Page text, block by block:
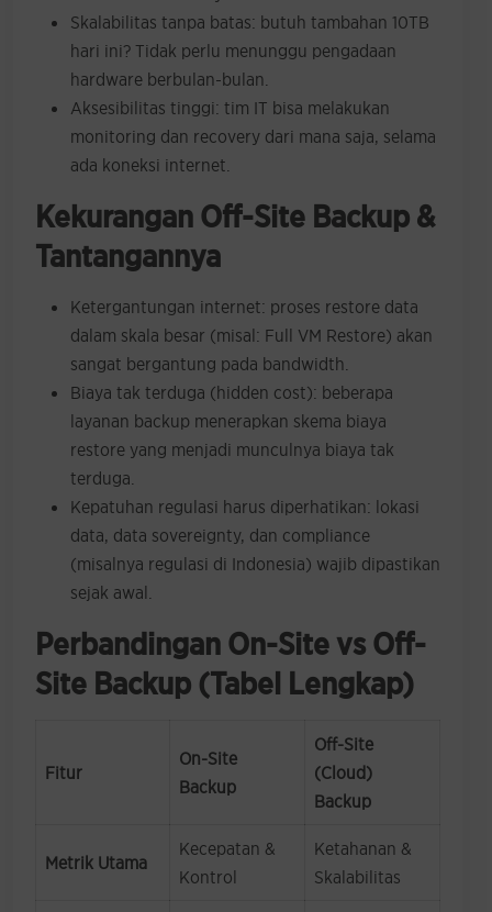
Skalabilitas tanpa batas: butuh tambahan 10TB
hari ini? Tidak perlu menunggu pengadaan
hardware berbulan-bulan.
Aksesibilitas tinggi: tim IT bisa melakukan
monitoring dan recovery dari mana saja, selama
ada koneksi internet.
Kekurangan Off-Site Backup &
Tantangannya
Ketergantungan internet: proses restore data
dalam skala besar (misal: Full VM Restore) akan
sangat bergantung pada bandwidth.
Biaya tak terduga (hidden cost): beberapa
layanan backup menerapkan skema biaya
restore yang menjadi munculnya biaya tak
terduga.
Kepatuhan regulasi harus diperhatikan: lokasi
data, data sovereignty, dan compliance
(misalnya regulasi di Indonesia) wajib dipastikan
sejak awal.
Perbandingan On-Site vs Off-
Site Backup (Tabel Lengkap)
Fitur
On-Site
Backup
Off-Site
(Cloud)
Backup
Metrik Utama
Kecepatan &
Kontrol
Ketahanan &
Skalabilitas